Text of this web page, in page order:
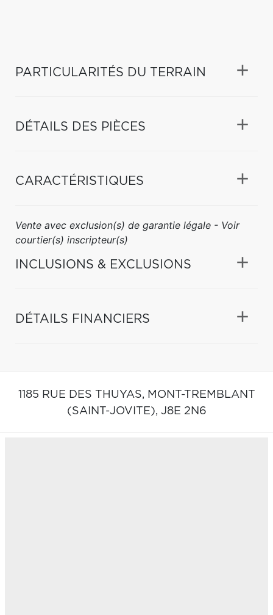
PARTICULARITÉS DU TERRAIN
DÉTAILS DES PIÈCES
CARACTÉRISTIQUES
Vente avec exclusion(s) de garantie légale - Voir
courtier(s) inscripteur(s)
INCLUSIONS & EXCLUSIONS
DÉTAILS FINANCIERS
1185 RUE DES THUYAS, MONT-TREMBLANT
(SAINT-JOVITE), J8E 2N6